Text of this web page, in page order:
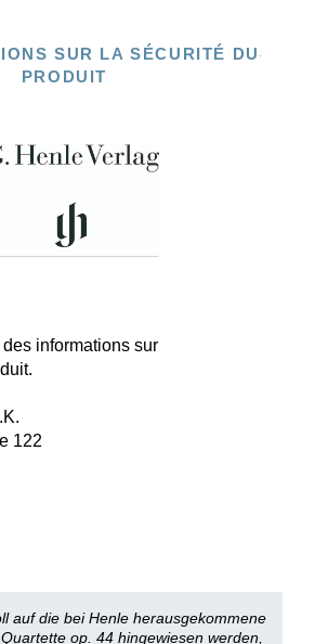
SUR LA SÉCURITÉ DU
PRODUIT
informations sur
122
auf die bei Henle herausgekommene
op. 44 hingewiesen werden,